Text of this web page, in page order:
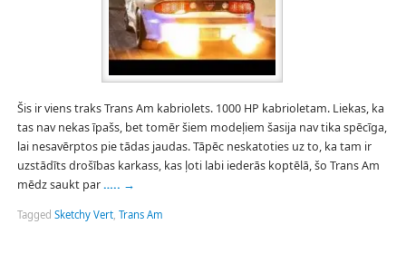
Šis ir viens traks Trans Am kabriolets. 1000 HP kabrioletam. Liekas, ka
tas nav nekas īpašs, bet tomēr šiem modeļiem šasija nav tika spēcīga,
lai nesavērptos pie tādas jaudas. Tāpēc neskatoties uz to, ka tam ir
uzstādīts drošības karkass, kas ļoti labi iederās koptēlā, šo Trans Am
mēdz saukt par….. →
Tagged Sketchy Vert, Trans Am